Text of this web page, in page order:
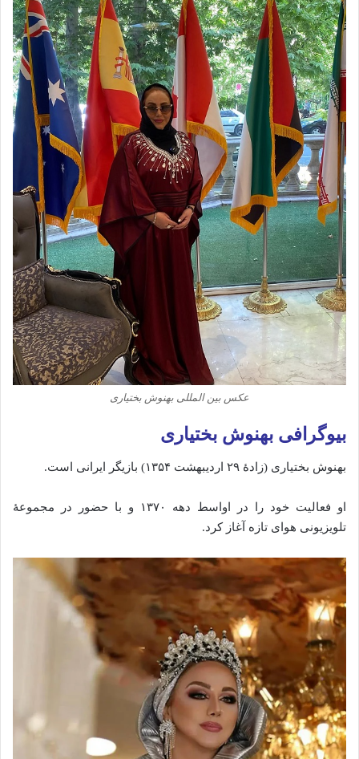
عکس بین المللی بهنوش بختیاری
بیوگرافی بهنوش بختیاری
بهنوش بختیاری (زادهٔ ۲۹ اردیبهشت ۱۳۵۴) بازیگر ایرانی است.
او فعالیت خود را در اواسط دهه ۱۳۷۰ و با حضور در مجموعهٔ
تلویزیونی هوای تازه آغاز کرد.